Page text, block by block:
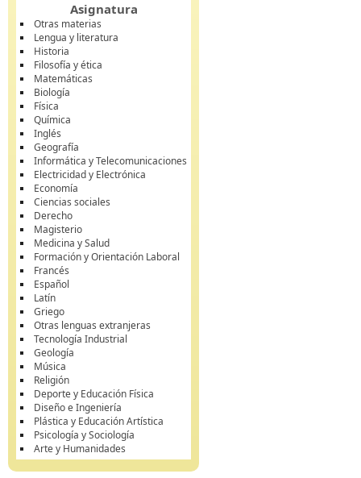
Asignatura
Otras materias
Lengua y literatura
Historia
Filosofía y ética
Matemáticas
Biología
Física
Química
Inglés
Geografía
Informática y Telecomunicaciones
Electricidad y Electrónica
Economía
Ciencias sociales
Derecho
Magisterio
Medicina y Salud
Formación y Orientación Laboral
Francés
Español
Latín
Griego
Otras lenguas extranjeras
Tecnología Industrial
Geología
Música
Religión
Deporte y Educación Física
Diseño e Ingeniería
Plástica y Educación Artística
Psicología y Sociología
Arte y Humanidades